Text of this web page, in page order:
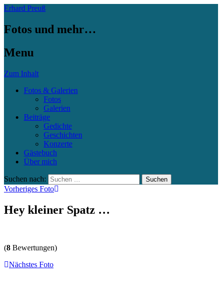
Erhard Preuß
Fotos und mehr…
Menu
Zum Inhalt
Fotos & Galerien
Fotos
Galerien
Beiträge
Gedichte
Geschichten
Konzerte
Gästebuch
Über mich
Suchen nach:
Vorheriges Foto
Hey kleiner Spatz …
(8 Bewertungen)
Nächstes Foto